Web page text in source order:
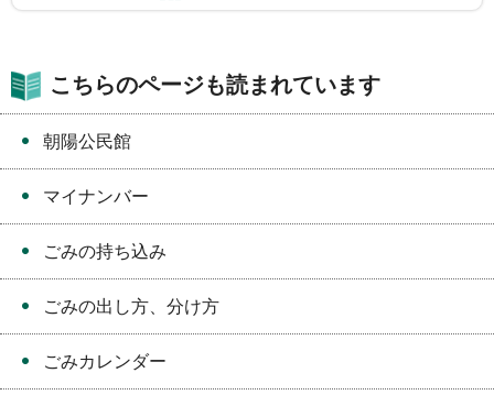
こちらのページも読まれています
朝陽公民館
マイナンバー
ごみの持ち込み
ごみの出し方、分け方
ごみカレンダー